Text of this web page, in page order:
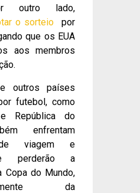
outro lado,
o sorteio por
que os EUA
aos membros
outros países
futebol, como
República do
enfrentam
viagem e
perderão a
Copa do Mundo,
da